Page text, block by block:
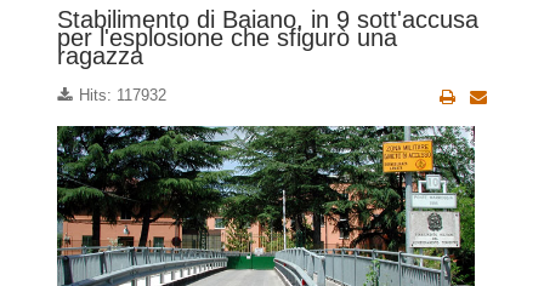
Stabilimento di Baiano, in 9 sott'accusa
per l'esplosione che sfigurò una
ragazza
Hits: 117932